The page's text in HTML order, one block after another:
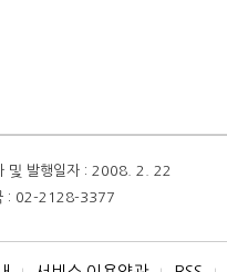
및 발행일자 : 2008. 2. 22
: 02-2128-3377